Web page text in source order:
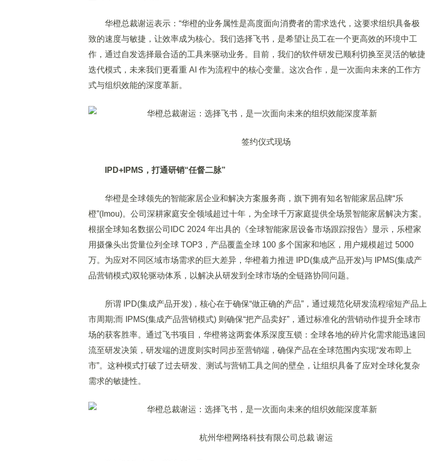
华橙总裁谢运表示：“华橙的业务属性是高度面向消费者的需求迭代，这要求组织具备极
致的速度与敏捷，让效率成为核心。我们选择飞书，是希望让员工在一个更高效的环境中工
作，通过自发选择最合适的工具来驱动业务。目前，我们的软件研发已顺利切换至灵活的敏捷
迭代模式，未来我们更看重 AI 作为流程中的核心变量。这次合作，是一次面向未来的工作方
式与组织效能的深度革新。
签约仪式现场
IPD+ IPMS ，打通研销“任督二脉”
华橙是全球领先的智能家居企业和解决方案服务商，旗下拥有知名智能家居品牌“乐
橙”(Imou)。公司深耕家庭安全领域超过十年，为全球千万家庭提供全场景智能家居解决方案。
根据全球知名数据公司IDC 2024 年出具的《全球智能家居设备市场跟踪报告》显示，乐橙家
用摄像头出货量位列全球 TOP3，产品覆盖全球 100 多个国家和地区，用户规模超过 5000
万。为应对不同区域市场需求的巨大差异，华橙着力推进 IPD(集成产品开发)与 IPMS(集成产
品营销模式)双轮驱动体系，以解决从研发到全球市场的全链路协同问题。
所谓 IPD(集成产品开发)，核心在于确保“做正确的产品”，通过规范化研发流程缩短产品上
市周期;而 IPMS(集成产品营销模式) 则确保“把产品卖好”，通过标准化的营销动作提升全球市
场的获客胜率。通过飞书项目，华橙将这两套体系深度互锁：全球各地的碎片化需求能迅速回
流至研发决策，研发端的进度则实时同步至营销端，确保产品在全球范围内实现“发布即上
市”。这种模式打破了过去研发、测试与营销工具之间的壁垒，让组织具备了应对全球化复杂
需求的敏捷性。
杭州华橙网络科技有限公司总裁 谢运